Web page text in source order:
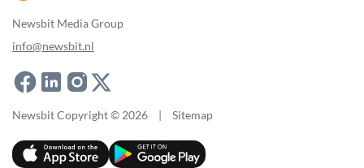
Newsbit Media Group
info@newsbit.nl
Newsbit Copyright © 2026 | Sitemap